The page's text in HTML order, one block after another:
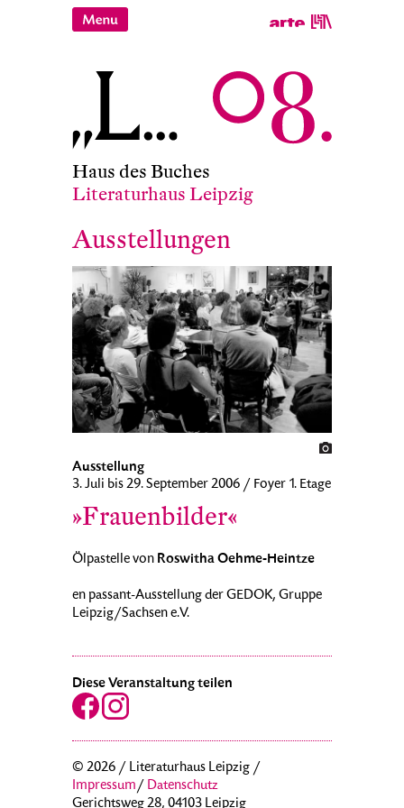
Haus des Buches
Literaturhaus Leipzig
Ausstellungen
Ausstellung
3. Juli bis 29. September 2006 / Foyer 1. Etage
»Frauenbilder«
Ölpastelle von Roswitha Oehme-Heintze
en passant-Ausstellung der GEDOK, Gruppe
Leipzig/Sachsen e.V.
Diese Veranstaltung teilen
© 2026 / Literaturhaus Leipzig /
Impressum/ Datenschutz
Gerichtsweg 28, 04103 Leipzig